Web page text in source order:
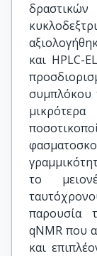
και HPLC-
συμπλόκου
το
παρουσία
qNMR που
και